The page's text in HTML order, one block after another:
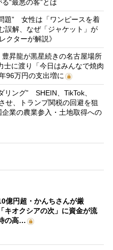
“最悪の客”とは
題” 女性は「ワンピースを着
誤解、なぜ「ジャケット」が
クターが解説》
豊昇龍が黒星続きの名古屋場所
士に渡り「今日はみんなで焼肉
96万円の支出増に
リング” SHEIN、TikTok、
せ、トランプ関税の回避を狙
業の農業参入・土地取得への
億円超・かんちさんが厳
キオクシアの次」に資金が流
の高…